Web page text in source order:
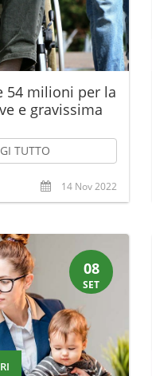
54 milioni per la
e gravissima
TUTTO
14 Nov 2022
08
SET